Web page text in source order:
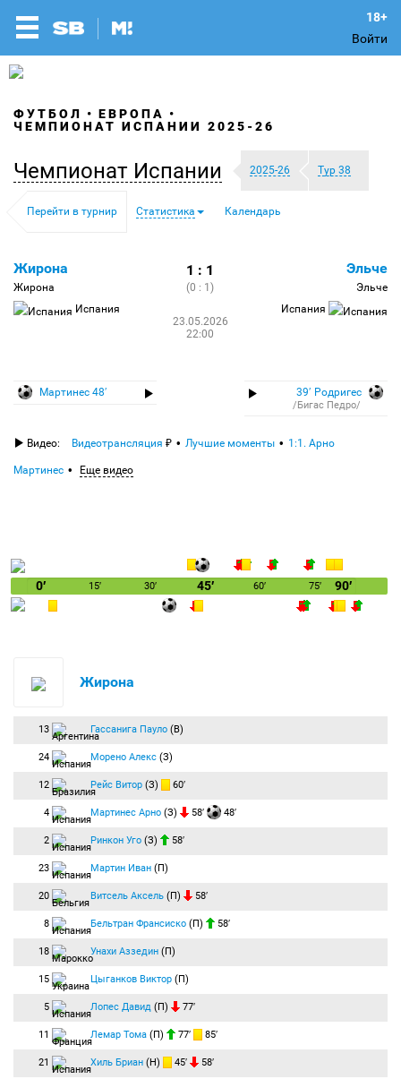
Войти
ФУТБОЛ
ЕВРОПА
ЧЕМПИОНАТ ИСПАНИИ 2025-26
Чемпионат Испании 2025-26 Тур 38
Перейти в турнир Статистика Календарь
Жирона
Жирона
Испания
1 : 1
(0 : 1)
23.05.2026
22:00
Эльче
Эльче
Испания
Мартинес 48′ 39′ Родригес
/Бигас Педро/
Видео: Видеотрансляция Лучшие моменты 1:1. Арно
Мартинес Еще видео
0′ 15′ 30′ 45′ 60′ 75′ 90′
Жирона
13 Гассанига Пауло (В)
24 Морено Алекс (З)
12 Рейс Витор (З) 60′
4 Мартинес Арно (З) 58′ 48′
2 Ринкон Уго (З) 58′
23 Мартин Иван (П)
20 Витсель Аксель (П) 58′
8 Бельтран Франсиско (П) 58′
18 Унахи Аззедин (П)
15 Цыганков Виктор (П)
5 Лопес Давид (П) 77′
11 Лемар Тома (П) 77′ 85′
21 Хиль Бриан (Н) 45′ 58′